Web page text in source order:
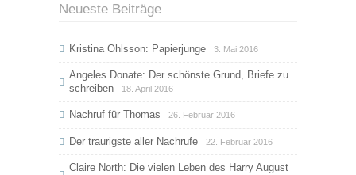
Neueste Beiträge
Kristina Ohlsson: Papierjunge 3. Mai 2016
Angeles Donate: Der schönste Grund, Briefe zu
schreiben
18. April 2016
Nachruf für Thomas 26. Februar 2016
Der traurigste aller Nachrufe 22. Februar 2016
Claire North: Die vielen Leben des Harry August